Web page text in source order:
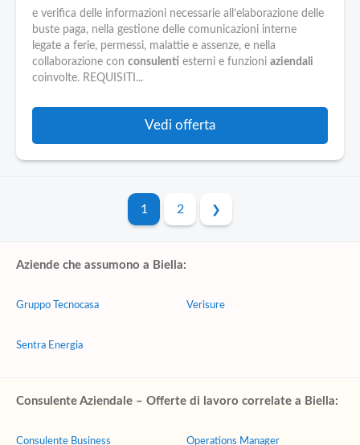
e verifica delle informazioni necessarie all’elaborazione delle
buste paga, nella gestione delle comunicazioni interne
legate a ferie, permessi, malattie e assenze, e nella
collaborazione con consulenti esterni e funzioni aziendali
coinvolte. REQUISITI...
Vedi offerta
1 2
Aziende che assumono a Biella:
Gruppo Tecnocasa
Sentra Energia
Verisure
Consulente Aziendale – Offerte di lavoro correlate a Biella:
Consulente Business Operations Manager